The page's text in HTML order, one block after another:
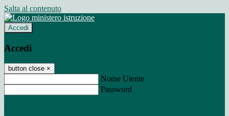
Salta al contenuto
Accedi
Accedi
button close ×
Nome Utente
Password